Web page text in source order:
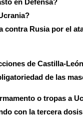
en Defensa?
contra Rusia por el
de Castilla-
de las
o tropas a
con la tercera